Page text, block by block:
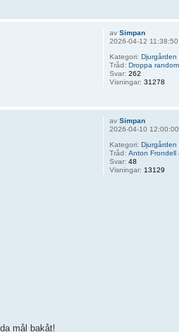
avSimpan
2026-04-12 11:38:50
Kategori:Djurgården
Tråd:Droppa
Svar:262
Visningar:31278
avSimpan
2026-04-10 12:00:00
Kategori:Djurgården
Tråd:Anton Frondell
Svar:48
Visningar: 13129
mål bakåt!